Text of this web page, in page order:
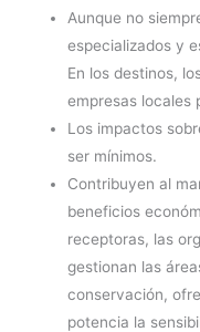
Aunque no
especializados y
En los destinos,
empresas locales
Los impactos
ser mínimos.
Contribuyen al
beneficios
receptoras, las
gestionan las
conservación,
potencia la